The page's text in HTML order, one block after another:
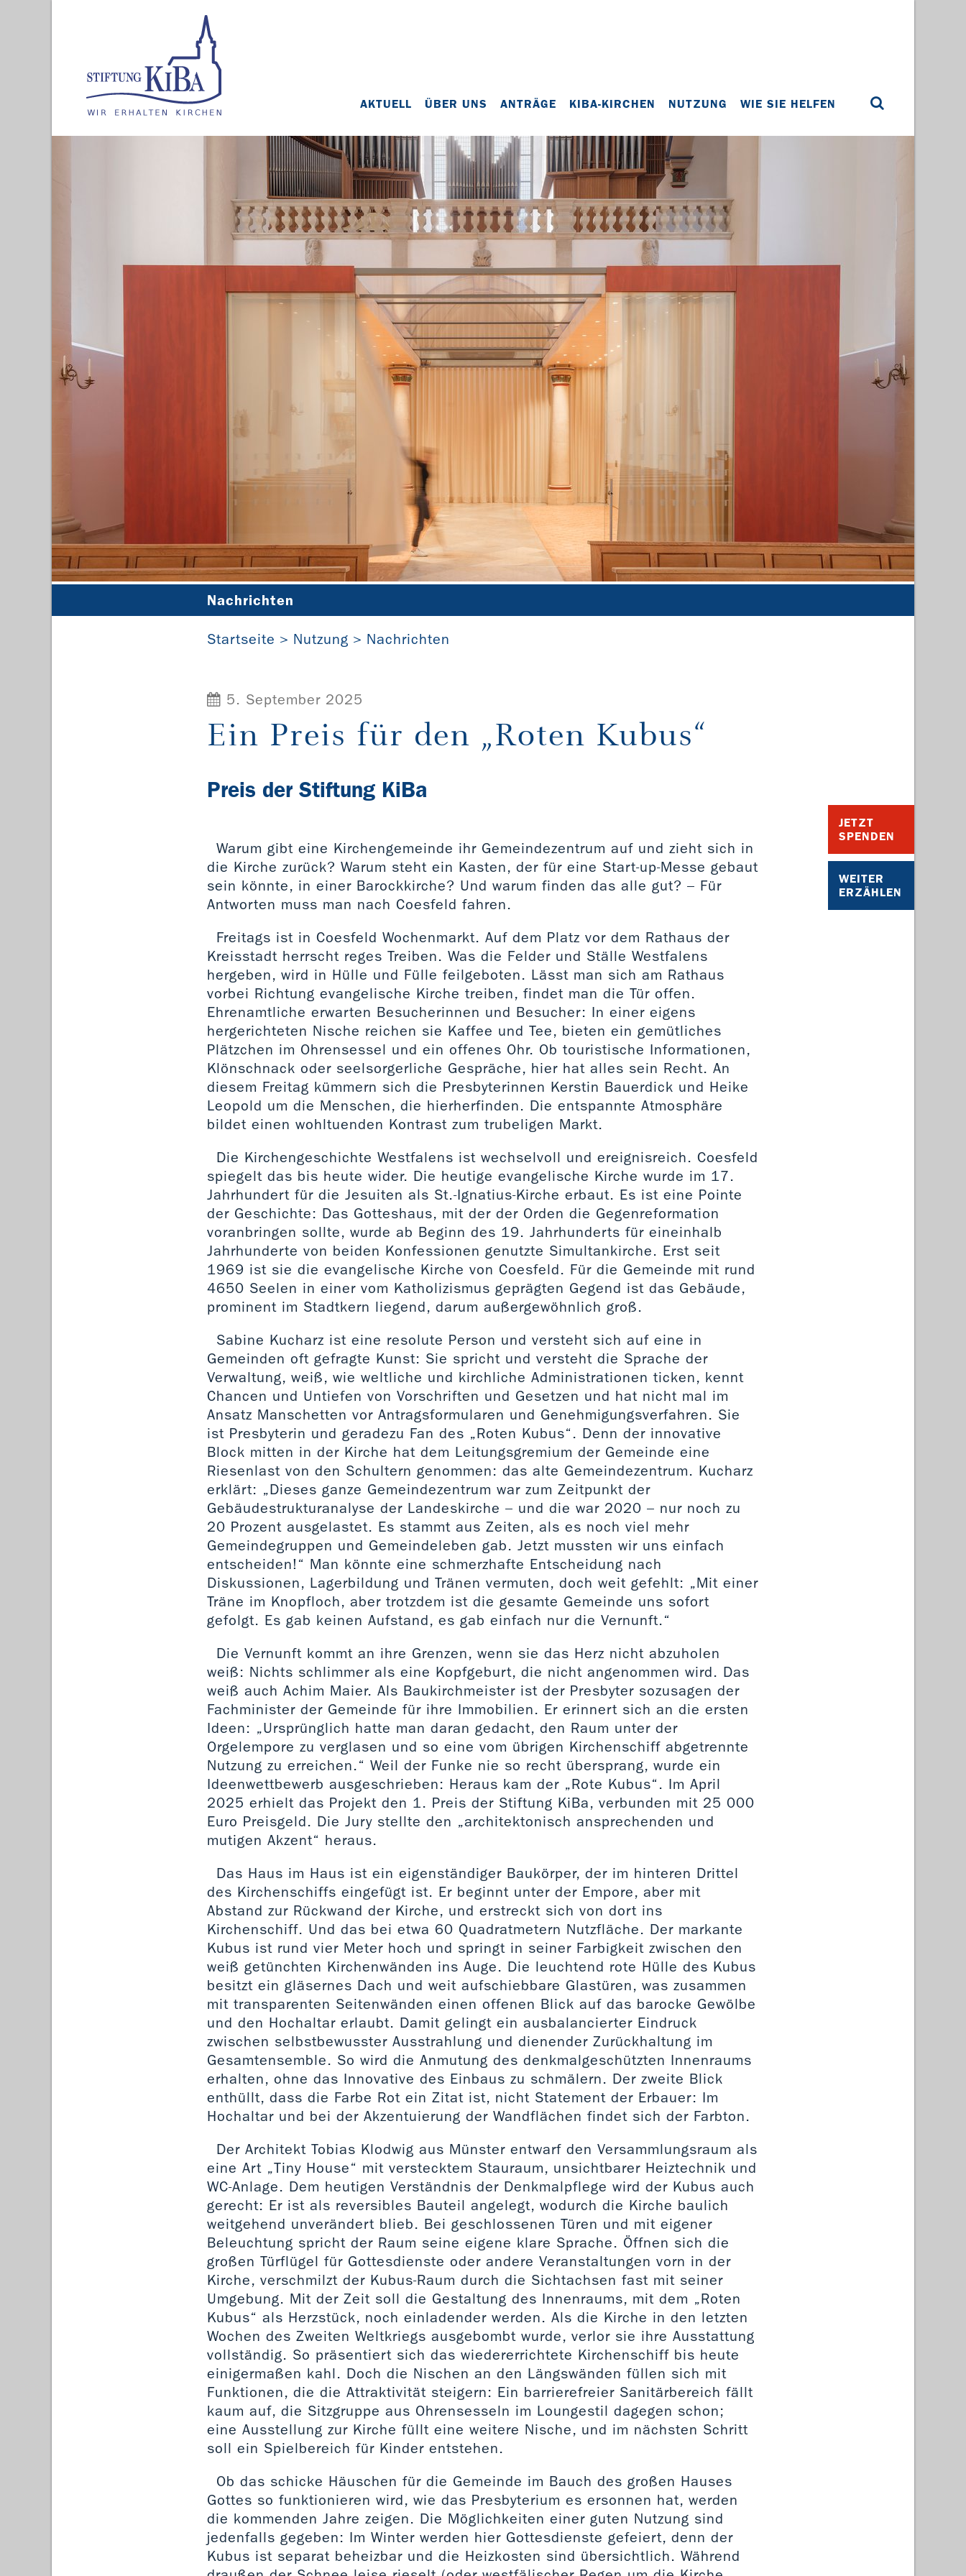
AKTUELL ÜBER UNS ANTRÄGE KIBA-KIRCHEN NUTZUNG WIE SIE HELFEN
JETZT
SPENDEN
WEITER
ERZÄHLEN
Nachrichten
Startseite Nutzung Nachrichten
5. September 2025
Ein Preis für den „Roten Kubus“
Preis der Stiftung KiBa
Warum gibt eine Kirchengemeinde ihr Gemeindezentrum auf und zieht sich in
die Kirche zurück? Warum steht ein Kasten, der für eine Start-up-Messe gebaut
sein könnte, in einer Barockkirche? Und warum finden das alle gut? – Für
Antworten muss man nach Coesfeld fahren.
Freitags ist in Coesfeld Wochenmarkt. Auf dem Platz vor dem Rathaus der
Kreisstadt herrscht reges Treiben. Was die Felder und Ställe Westfalens
hergeben, wird in Hülle und Fülle feilgeboten. Lässt man sich am Rathaus
vorbei Richtung evangelische Kirche treiben, findet man die Tür offen.
Ehrenamtliche erwarten Besucherinnen und Besucher: In einer eigens
hergerichteten Nische reichen sie Kaffee und Tee, bieten ein gemütliches
Plätzchen im Ohrensessel und ein offenes Ohr. Ob touristische Informationen,
Klönschnack oder seelsorgerliche Gespräche, hier hat alles sein Recht. An
diesem Freitag kümmern sich die Presbyterinnen Kerstin Bauerdick und Heike
Leopold um die Menschen, die hierherfinden. Die entspannte Atmosphäre
bildet einen wohltuenden Kontrast zum trubeligen Markt.
Die Kirchengeschichte Westfalens ist wechselvoll und ereignisreich. Coesfeld
spiegelt das bis heute wider. Die heutige evangelische Kirche wurde im 17.
Jahrhundert für die Jesuiten als St.-Ignatius-Kirche erbaut. Es ist eine Pointe
der Geschichte: Das Gotteshaus, mit der der Orden die Gegenreformation
voranbringen sollte, wurde ab Beginn des 19. Jahrhunderts für eineinhalb
Jahrhunderte von beiden Konfessionen genutzte Simultankirche. Erst seit
1969 ist sie die evangelische Kirche von Coesfeld. Für die Gemeinde mit rund
4650 Seelen in einer vom Katholizismus geprägten Gegend ist das Gebäude,
prominent im Stadtkern liegend, darum außergewöhnlich groß.
Sabine Kucharz ist eine resolute Person und versteht sich auf eine in
Gemeinden oft gefragte Kunst: Sie spricht und versteht die Sprache der
Verwaltung, weiß, wie weltliche und kirchliche Administrationen ticken, kennt
Chancen und Untiefen von Vorschriften und Gesetzen und hat nicht mal im
Ansatz Manschetten vor Antragsformularen und Genehmigungsverfahren. Sie
ist Presbyterin und geradezu Fan des „Roten Kubus“. Denn der innovative
Block mitten in der Kirche hat dem Leitungsgremium der Gemeinde eine
Riesenlast von den Schultern genommen: das alte Gemeindezentrum. Kucharz
erklärt: „Dieses ganze Gemeindezentrum war zum Zeitpunkt der
Gebäudestrukturanalyse der Landeskirche – und die war 2020 – nur noch zu
20 Prozent ausgelastet. Es stammt aus Zeiten, als es noch viel mehr
Gemeindegruppen und Gemeindeleben gab. Jetzt mussten wir uns einfach
entscheiden!“ Man könnte eine schmerzhafte Entscheidung nach
Diskussionen, Lagerbildung und Tränen vermuten, doch weit gefehlt: „Mit einer
Träne im Knopfloch, aber trotzdem ist die gesamte Gemeinde uns sofort
gefolgt. Es gab keinen Aufstand, es gab einfach nur die Vernunft.“
Die Vernunft kommt an ihre Grenzen, wenn sie das Herz nicht abzuholen
weiß: Nichts schlimmer als eine Kopfgeburt, die nicht angenommen wird. Das
weiß auch Achim Maier. Als Baukirchmeister ist der Presbyter sozusagen der
Fachminister der Gemeinde für ihre Immobilien. Er erinnert sich an die ersten
Ideen: „Ursprünglich hatte man daran gedacht, den Raum unter der
Orgelempore zu verglasen und so eine vom übrigen Kirchenschiff abgetrennte
Nutzung zu erreichen.“ Weil der Funke nie so recht übersprang, wurde ein
Ideenwettbewerb ausgeschrieben: Heraus kam der „Rote Kubus“. Im April
2025 erhielt das Projekt den 1. Preis der Stiftung KiBa, verbunden mit 25 000
Euro Preisgeld. Die Jury stellte den „architektonisch ansprechenden und
mutigen Akzent“ heraus.
Das Haus im Haus ist ein eigenständiger Baukörper, der im hinteren Drittel
des Kirchenschiffs eingefügt ist. Er beginnt unter der Empore, aber mit
Abstand zur Rückwand der Kirche, und erstreckt sich von dort ins
Kirchenschiff. Und das bei etwa 60 Quadratmetern Nutzfläche. Der markante
Kubus ist rund vier Meter hoch und springt in seiner Farbigkeit zwischen den
weiß getünchten Kirchenwänden ins Auge. Die leuchtend rote Hülle des Kubus
besitzt ein gläsernes Dach und weit aufschiebbare Glastüren, was zusammen
mit transparenten Seitenwänden einen offenen Blick auf das barocke Gewölbe
und den Hochaltar erlaubt. Damit gelingt ein ausbalancierter Eindruck
zwischen selbstbewusster Ausstrahlung und dienender Zurückhaltung im
Gesamtensemble. So wird die Anmutung des denkmalgeschützten Innenraums
erhalten, ohne das Innovative des Einbaus zu schmälern. Der zweite Blick
enthüllt, dass die Farbe Rot ein Zitat ist, nicht Statement der Erbauer: Im
Hochaltar und bei der Akzentuierung der Wandflächen findet sich der Farbton.
Der Architekt Tobias Klodwig aus Münster entwarf den Versammlungsraum als
eine Art „Tiny House“ mit verstecktem Stauraum, unsichtbarer Heiztechnik und
WC-Anlage. Dem heutigen Verständnis der Denkmalpflege wird der Kubus auch
gerecht: Er ist als reversibles Bauteil angelegt, wodurch die Kirche baulich
weitgehend unverändert blieb. Bei geschlossenen Türen und mit eigener
Beleuchtung spricht der Raum seine eigene klare Sprache. Öffnen sich die
großen Türflügel für Gottesdienste oder andere Veranstaltungen vorn in der
Kirche, verschmilzt der Kubus-Raum durch die Sichtachsen fast mit seiner
Umgebung. Mit der Zeit soll die Gestaltung des Innenraums, mit dem „Roten
Kubus“ als Herzstück, noch einladender werden. Als die Kirche in den letzten
Wochen des Zweiten Weltkriegs ausgebombt wurde, verlor sie ihre Ausstattung
vollständig. So präsentiert sich das wiedererrichtete Kirchenschiff bis heute
einigermaßen kahl. Doch die Nischen an den Längswänden füllen sich mit
Funktionen, die die Attraktivität steigern: Ein barrierefreier Sanitärbereich fällt
kaum auf, die Sitzgruppe aus Ohrensesseln im Loungestil dagegen schon;
eine Ausstellung zur Kirche füllt eine weitere Nische, und im nächsten Schritt
soll ein Spielbereich für Kinder entstehen.
Ob das schicke Häuschen für die Gemeinde im Bauch des großen Hauses
Gottes so funktionieren wird, wie das Presbyterium es ersonnen hat, werden
die kommenden Jahre zeigen. Die Möglichkeiten einer guten Nutzung sind
jedenfalls gegeben: Im Winter werden hier Gottesdienste gefeiert, denn der
Kubus ist separat beheizbar und die Heizkosten sind übersichtlich. Während